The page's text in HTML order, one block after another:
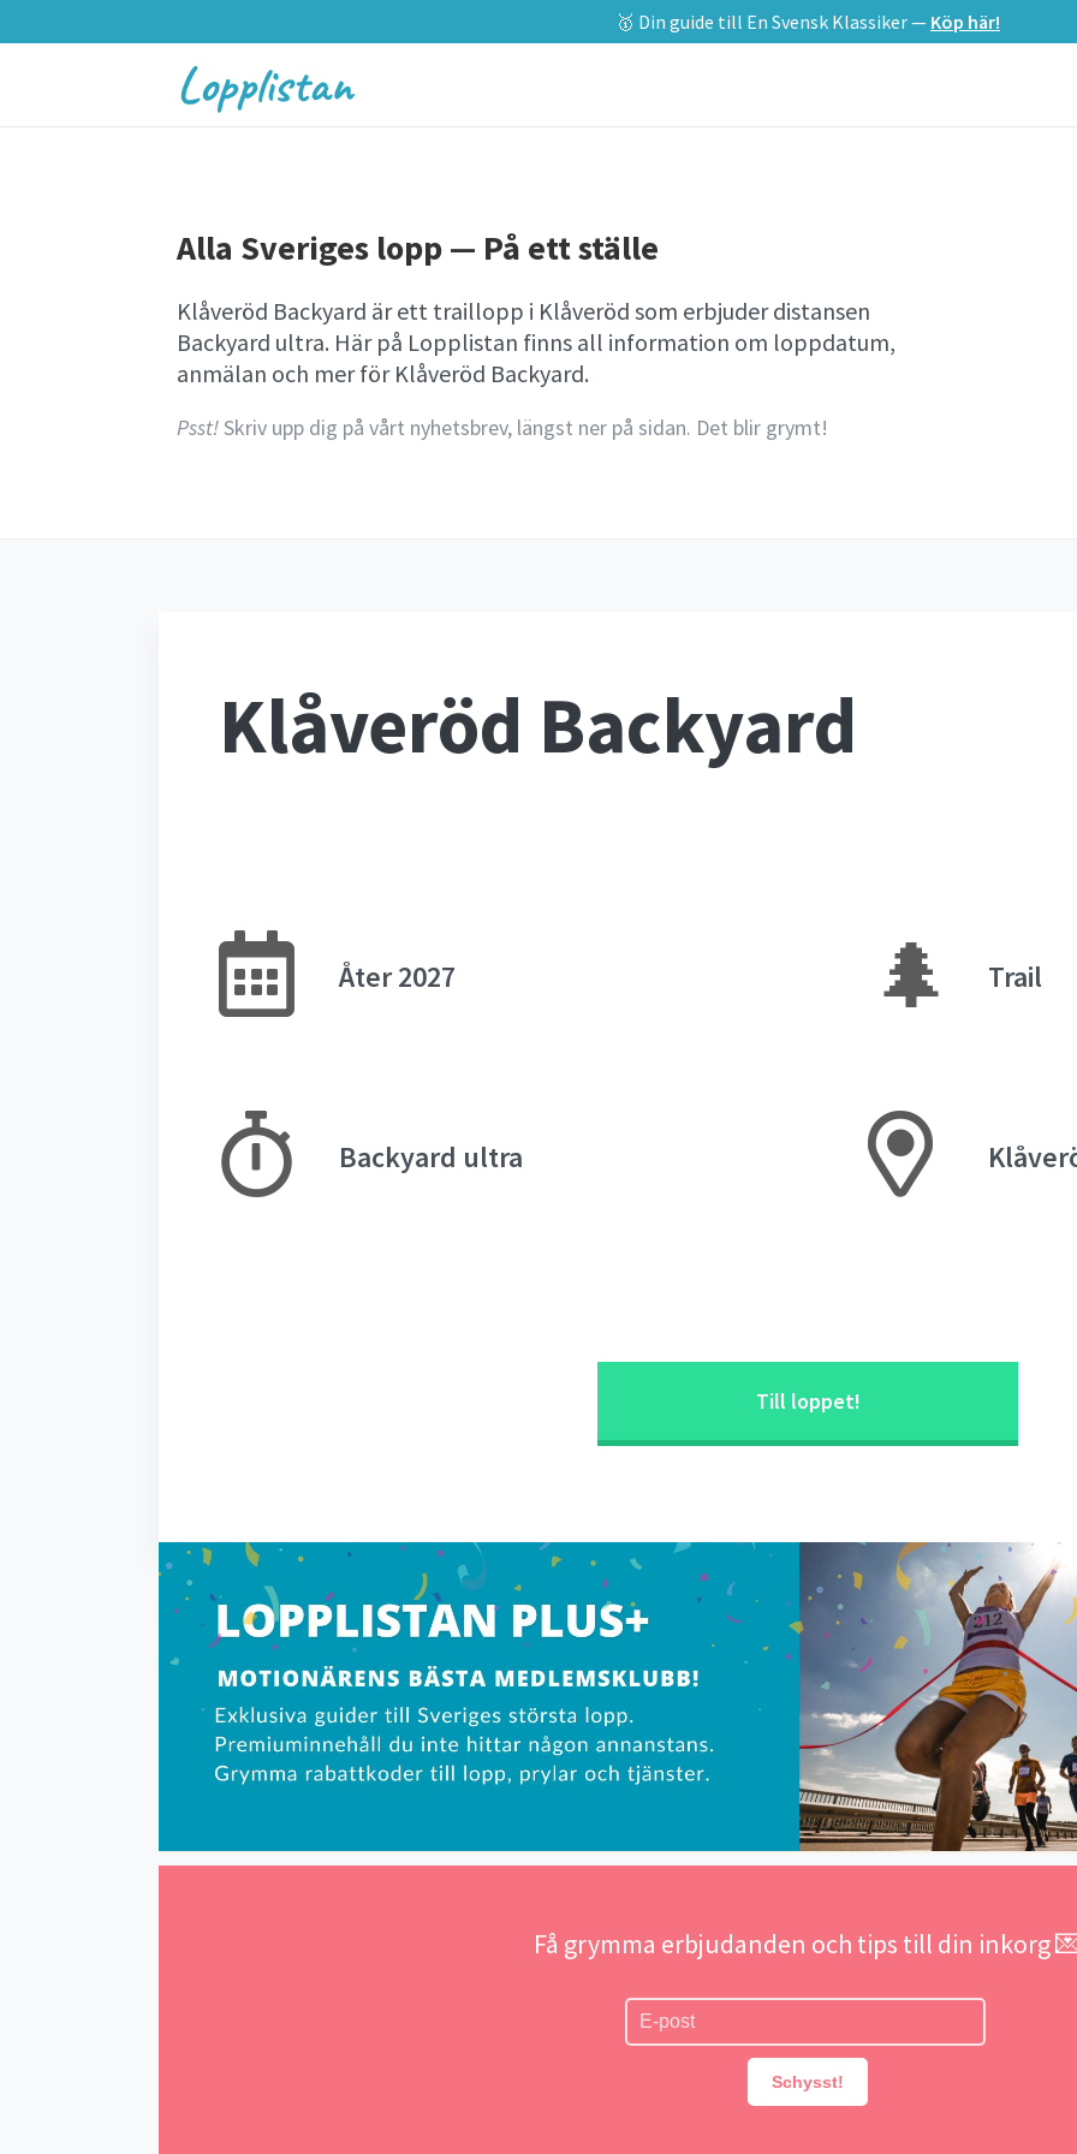
🥇 Din guide till En Svensk Klassiker — Köp här!
Lopplistan
Alla Sveriges lopp — På ett ställe
Klåveröd Backyard är ett traillopp i Klåveröd som erbjuder distansen
Backyard ultra. Här på Lopplistan finns all information om loppdatum,
anmälan och mer för Klåveröd Backyard.
Psst!Skriv upp dig på vårt nyhetsbrev, längst ner på sidan. Det blir grymt!
Klåveröd Backyard
Åter 2027
Backyard ultra
🌲 Trail
Till loppet!
Få grymma erbjudanden och tips till din inkorg
Schysst!